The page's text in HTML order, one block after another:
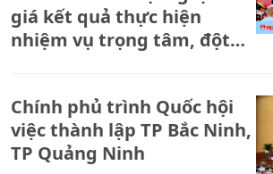
giá kết quả thực hiện
nhiệm vụ trọng tâm, đột
tháng cuối năm 2026
Chính phủ trình Quốc hội
việc thành lập TP Bắc Ninh,
TP Quảng Ninh